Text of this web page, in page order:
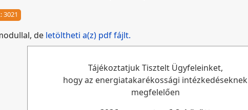
3021
de letöltheti a(z) pdf fájlt.
Tájékoztatjuk Tisztelt Ügyfeleinket,
hogy az energiatakarékossági intézkedéseknek
megfelelően